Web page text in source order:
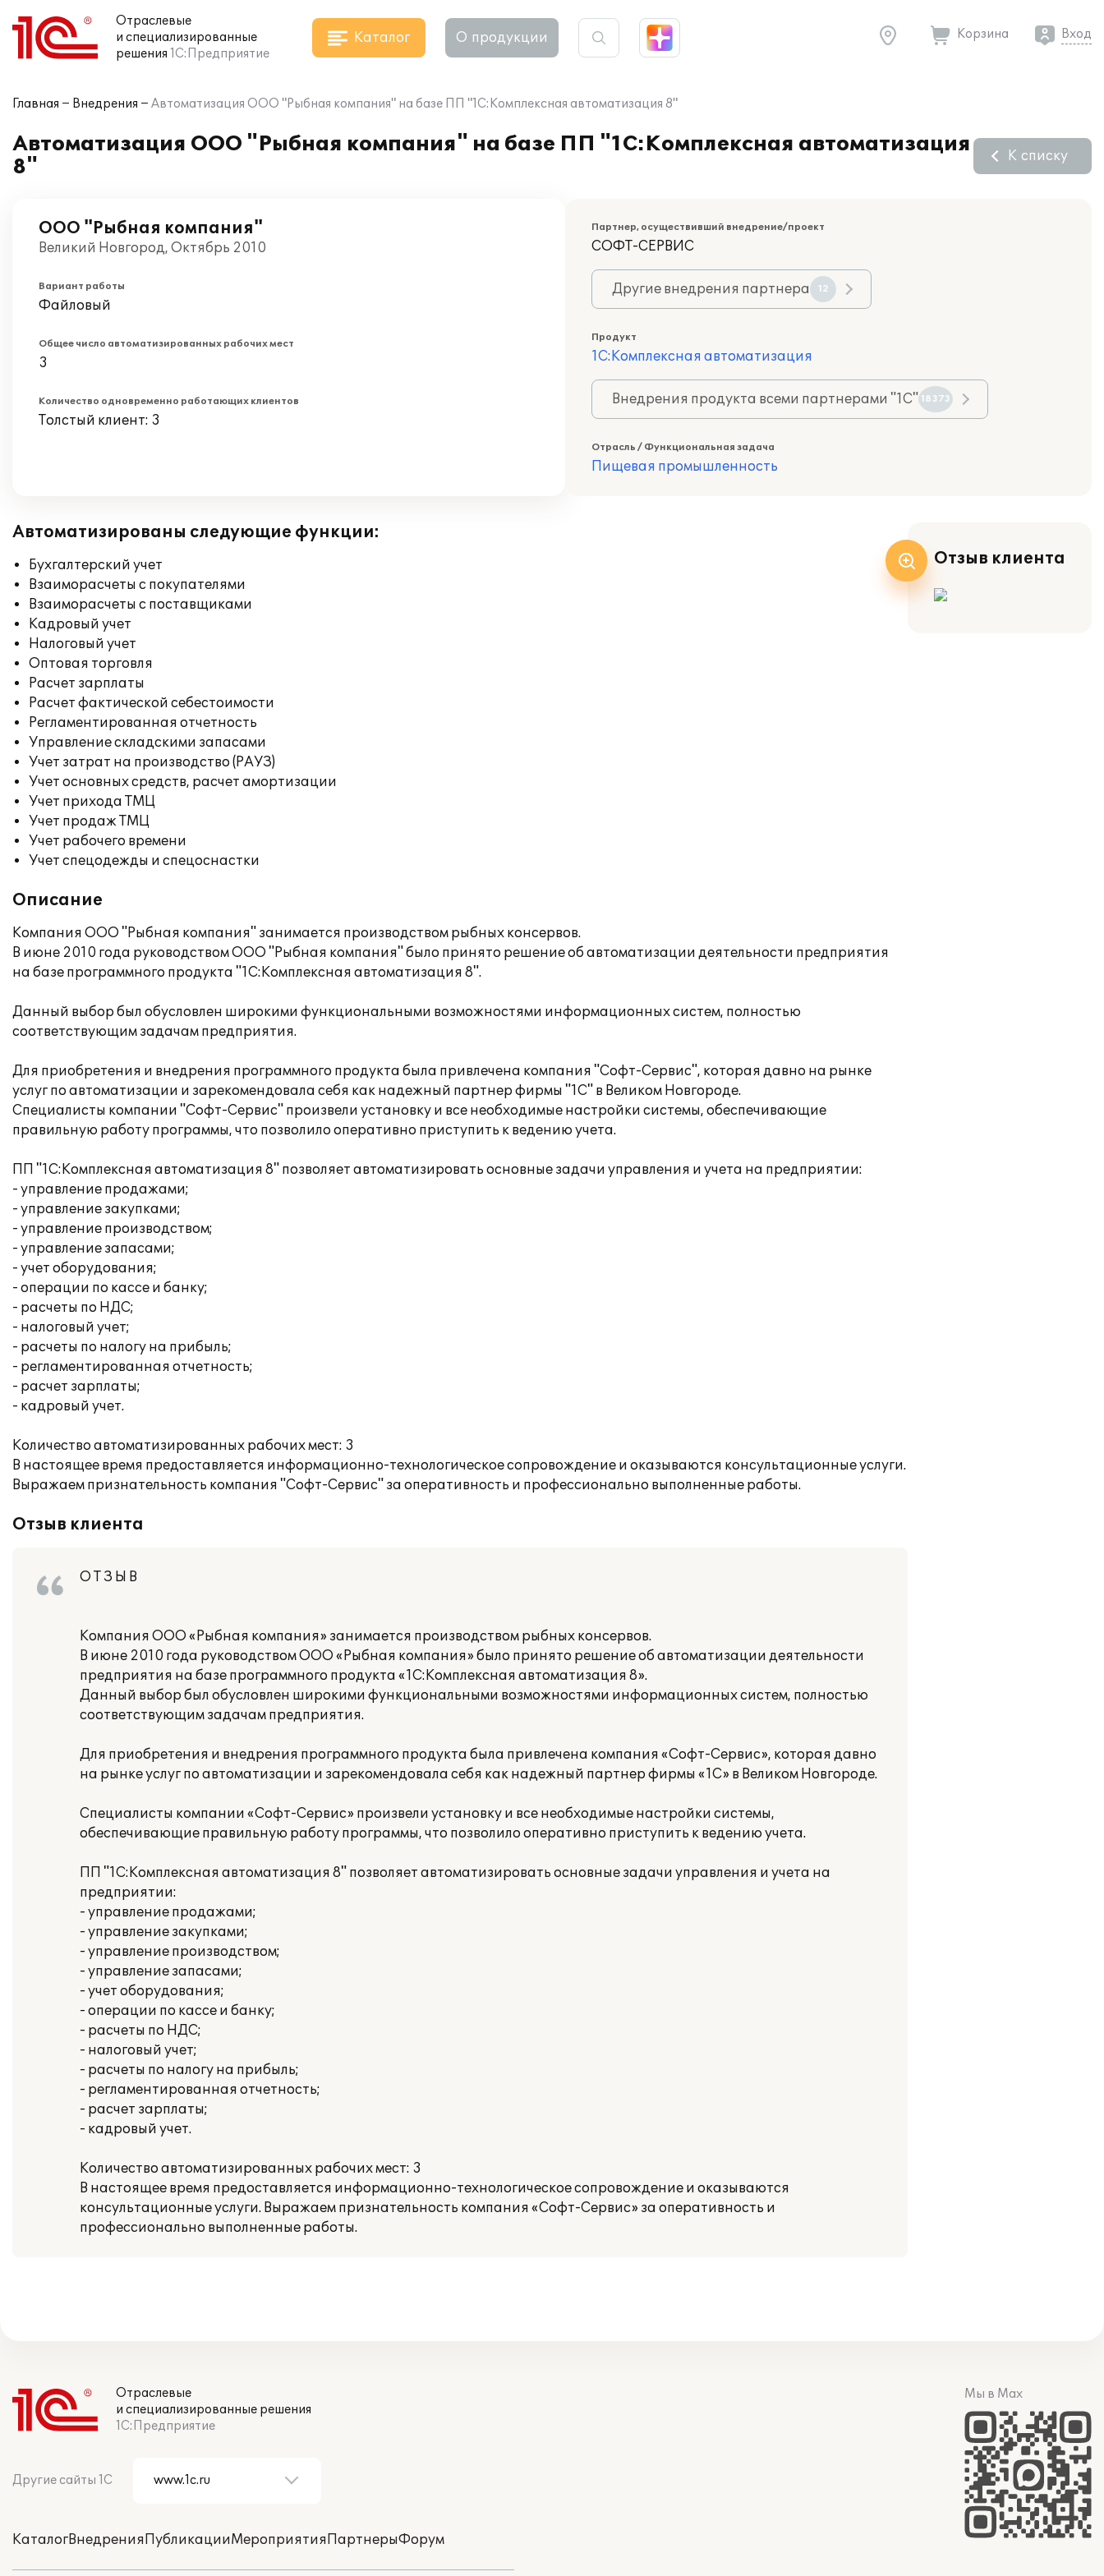
Отраслевые
и специализированные
решения 1С:Предприятие
Каталог О продукции Корзина Вход
Главная Внедрения Автоматизация ООО "Рыбная компания" на базе ПП "1С:Комплексная автоматизация 8"
Автоматизация ООО "Рыбная компания" на базе ПП "1С:Комплексная автоматизация
8"
К списку
ООО "Рыбная компания"
Великий Новгород, Октябрь 2010
Вариант работы
Файловый
Общее число автоматизированных рабочих мест
3
Количество одновременно работающих клиентов
Толстый клиент: 3
Партнер, осуществивший внедрение/проект
СОФТ-СЕРВИС
Другие внедрения партнера 12
Продукт
1С:Комплексная автоматизация
Внедрения продукта всеми партнерами "1С" 18373
Отрасль / Функциональная задача
Пищевая промышленность
Автоматизированы следующие функции:
Бухгалтерский учет
Взаиморасчеты с покупателями
Взаиморасчеты с поставщиками
Кадровый учет
Налоговый учет
Оптовая торговля
Расчет зарплаты
Расчет фактической себестоимости
Регламентированная отчетность
Управление складскими запасами
Учет затрат на производство (РАУЗ)
Учет основных средств, расчет амортизации
Учет прихода ТМЦ
Учет продаж ТМЦ
Учет рабочего времени
Учет спецодежды и спецоснастки
Описание
Компания ООО "Рыбная компания" занимается производством рыбных консервов.
В июне 2010 года руководством ООО "Рыбная компания" было принято решение об автоматизации деятельности предприятия
на базе программного продукта "1С:Комплексная автоматизация 8".
Данный выбор был обусловлен широкими функциональными возможностями информационных систем, полностью
соответствующим задачам предприятия.
Для приобретения и внедрения программного продукта была привлечена компания "Софт-Сервис", которая давно на рынке
услуг по автоматизации и зарекомендовала себя как надежный партнер фирмы "1С" в Великом Новгороде.
Специалисты компании "Софт-Сервис" произвели установку и все необходимые настройки системы, обеспечивающие
правильную работу программы, что позволило оперативно приступить к ведению учета.
ПП "1С:Комплексная автоматизация 8" позволяет автоматизировать основные задачи управления и учета на предприятии:
- управление продажами;
- управление закупками;
- управление производством;
- управление запасами;
- учет оборудования;
- операции по кассе и банку;
- расчеты по НДС;
- налоговый учет;
- расчеты по налогу на прибыль;
- регламентированная отчетность;
- расчет зарплаты;
- кадровый учет.
Количество автоматизированных рабочих мест: 3
В настоящее время предоставляется информационно-технологическое сопровождение и оказываются консультационные услуги.
Выражаем признательность компания "Софт-Сервис" за оперативность и профессионально выполненные работы.
Отзыв клиента
О Т З Ы В
Компания ООО «Рыбная компания» занимается производством рыбных консервов.
В июне 2010 года руководством ООО «Рыбная компания» было принято решение об автоматизации деятельности
предприятия на базе программного продукта «1С:Комплексная автоматизация 8».
Данный выбор был обусловлен широкими функциональными возможностями информационных систем, полностью
соответствующим задачам предприятия.
Для приобретения и внедрения программного продукта была привлечена компания «Софт-Сервис», которая давно
на рынке услуг по автоматизации и зарекомендовала себя как надежный партнер фирмы «1С» в Великом Новгороде.
Специалисты компании «Софт-Сервис» произвели установку и все необходимые настройки системы,
обеспечивающие правильную работу программы, что позволило оперативно приступить к ведению учета.
ПП "1С:Комплексная автоматизация 8" позволяет автоматизировать основные задачи управления и учета на
предприятии:
- управление продажами;
- управление закупками;
- управление производством;
- управление запасами;
- учет оборудования;
- операции по кассе и банку;
- расчеты по НДС;
- налоговый учет;
- расчеты по налогу на прибыль;
- регламентированная отчетность;
- расчет зарплаты;
- кадровый учет.
Количество автоматизированных рабочих мест: 3
В настоящее время предоставляется информационно-технологическое сопровождение и оказываются
консультационные услуги. Выражаем признательность компания «Софт-Сервис» за оперативность и
профессионально выполненные работы.
Отзыв клиента
Отраслевые
и специализированные решения
1С:Предприятие
Другие сайты 1С
КаталогВнедренияПубликацииМероприятияПартнерыФорум
Мы в Max